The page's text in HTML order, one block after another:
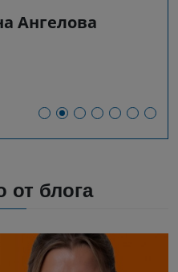
Ангелова
от блога